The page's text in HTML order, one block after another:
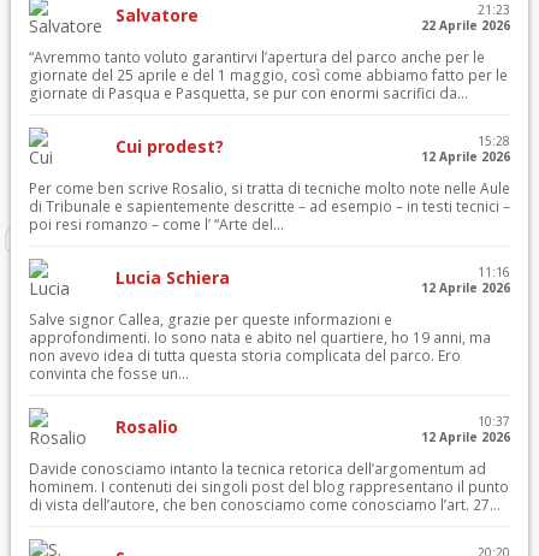
Salvatore
21:23
22 Aprile 2026
“Avremmo tanto voluto garantirvi l’apertura del parco anche per le
giornate del 25 aprile e del 1 maggio, così come abbiamo fatto per le
giornate di Pasqua e Pasquetta, se pur con enormi sacrifici da...
Cui prodest?
15:28
12 Aprile 2026
Per come ben scrive Rosalio, si tratta di tecniche molto note nelle Aule
di Tribunale e sapientemente descritte – ad esempio – in testi tecnici –
poi resi romanzo – come l’ “Arte del...
Lucia Schiera
11:16
12 Aprile 2026
Salve signor Callea, grazie per queste informazioni e
approfondimenti. Io sono nata e abito nel quartiere, ho 19 anni, ma
non avevo idea di tutta questa storia complicata del parco. Ero
convinta che fosse un...
Rosalio
10:37
12 Aprile 2026
Davide conosciamo intanto la tecnica retorica dell’argomentum ad
hominem. I contenuti dei singoli post del blog rappresentano il punto
di vista dell’autore, che ben conosciamo come conosciamo l’art. 27...